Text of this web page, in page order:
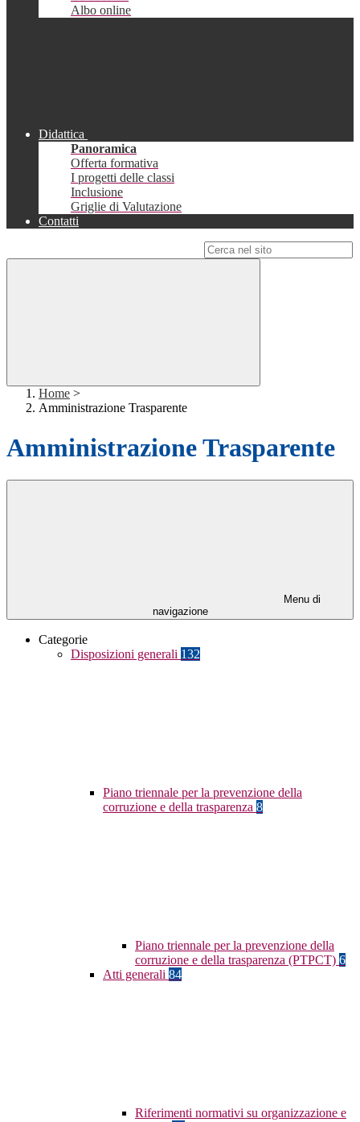
Albo online
Didattica
Panoramica
Offerta formativa
I progetti delle classi
Inclusione
Griglie di Valutazione
Contatti
Home >
Amministrazione Trasparente
Amministrazione Trasparente
Menu di
navigazione
Categorie
Disposizioni generali 132
Piano triennale per la prevenzione della
corruzione e della trasparenza 8
Piano triennale per la prevenzione della
corruzione e della trasparenza (PTPCT) 6
Atti generali 84
Riferimenti normativi su organizzazione e